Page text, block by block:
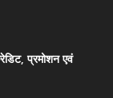
प्रमोशन एवं